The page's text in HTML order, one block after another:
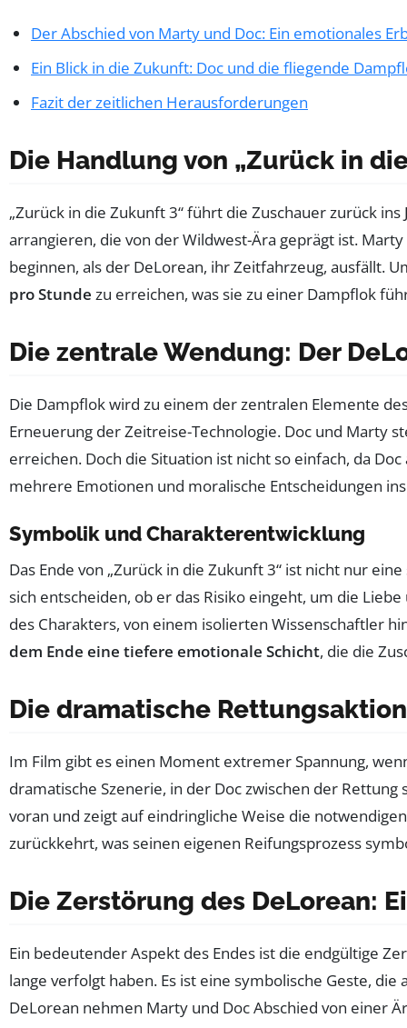
Der Abschied von Marty und Doc: Ein emotionales
Ein Blick in die Zukunft: Doc und die fliegende
Fazit der zeitlichen Herausforderungen
Die Handlung von „Zurück in
„Zurück in die Zukunft 3“ führt die Zuschauer zurück
arrangieren, die von der Wildwest-Ära geprägt ist.
beginnen, als der DeLorean, ihr Zeitfahrzeug, ausfällt.
pro Stunde zu erreichen, was sie zu einer Dampflok
Die zentrale Wendung: Der
Die Dampflok wird zu einem der zentralen Elemente
Erneuerung der Zeitreise-Technologie. Doc und Marty
erreichen. Doch die Situation ist nicht so einfach, da
mehrere Emotionen und moralische Entscheidungen
Symbolik und Charakterentwicklung
Das Ende von „Zurück in die Zukunft 3“ ist nicht nur
sich entscheiden, ob er das Risiko eingeht, um die
des Charakters, von einem isolierten Wissenschaftler
dem Ende eine tiefere emotionale Schicht, die die
Die dramatische
Im Film gibt es einen Moment extremer Spannung,
dramatische Szenerie, in der Doc zwischen der
voran und zeigt auf eindringliche Weise die
zurückkehrt, was seinen eigenen Reifungsprozess
Die Zerstörung des DeLorean:
Ein bedeutender Aspekt des Endes ist die endgültige
lange verfolgt haben. Es ist eine symbolische Geste,
DeLorean nehmen Marty und Doc Abschied von einer